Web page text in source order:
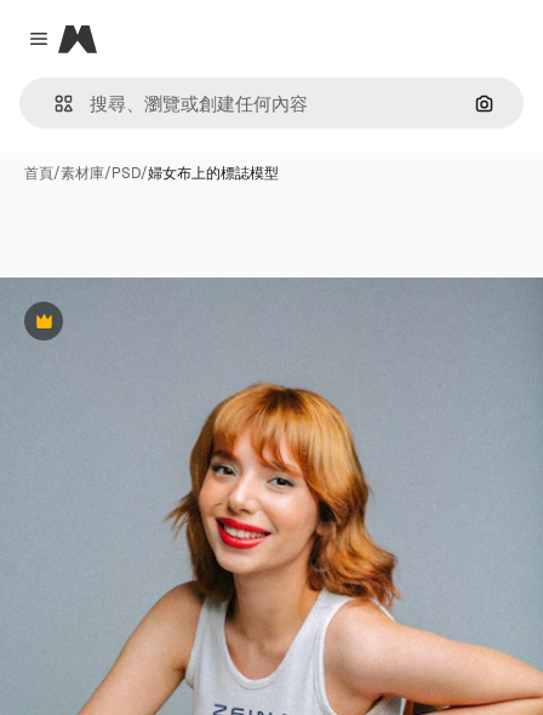
Close menu
Magnific
通過圖
首頁/素材庫/PSD/婦女布上的標誌模型
Premium